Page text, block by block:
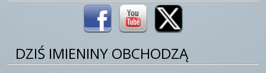
DZIŚ IMIENINY OBCHODZĄ